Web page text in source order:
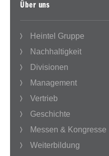
Über uns
Heintel Gruppe
Nachhaltigkeit
Divisionen
Management
Vertrieb
Geschichte
Messen & Kongresse
Weiterbildung